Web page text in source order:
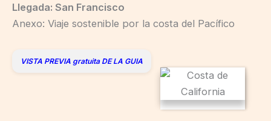
Llegada: San Francisco
Anexo: Viaje sostenible por la costa del Pacífico
VISTA PREVIA gratuita DE LA GUIA